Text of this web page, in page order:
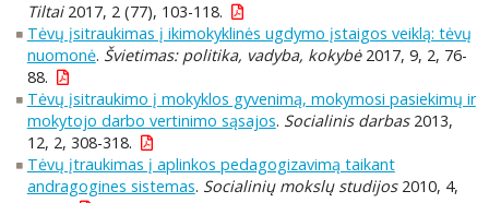
Tiltai2017, 2 (77), 103-118.
Tėvų įsitraukimas į ikimokyklinės ugdymo įstaigos veiklą: tėvų
nuomonė. Švietimas: politika, vadyba, kokybė2017, 9, 2, 76-
88.
Tėvų įsitraukimo į mokyklos gyvenimą, mokymosi pasiekimų ir
mokytojo darbo vertinimo sąsajos. Socialinis darbas2013,
12, 2, 308-318.
Tėvų įtraukimas į aplinkos pedagogizavimą taikant
andragogines sistemas. Socialinių mokslų studijos2010, 4,